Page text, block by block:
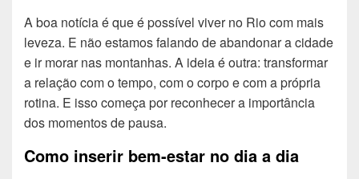
A boa notícia é que é possível viver no Rio com mais
leveza. E não estamos falando de abandonar a cidade
e ir morar nas montanhas. A ideia é outra: transformar
a relação com o tempo, com o corpo e com a própria
rotina. E isso começa por reconhecer a importância
dos momentos de pausa.
Como inserir bem-estar no dia a dia